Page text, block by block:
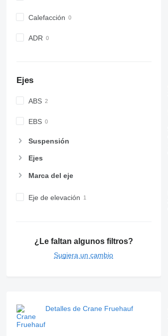
Calefacción
ADR
Ejes
ABS
EBS
Suspensión
Ejes
Marca del eje
Eje de elevación
¿Le faltan algunos filtros?
Sugiera un cambio
Detalles de Crane Fruehauf